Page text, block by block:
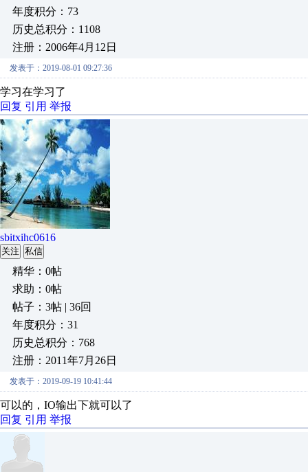
年度积分：73
历史总积分：1108
注册：2006年4月12日
发表于：2019-08-01 09:27:36
学习在学习了
回复 引用 举报
sbitxihc0616
关注 私信
精华：0帖
求助：0帖
帖子：3帖 | 36回
年度积分：31
历史总积分：768
注册：2011年7月26日
发表于：2019-09-19 10:41:44
可以的，IO输出下就可以了
回复 引用 举报